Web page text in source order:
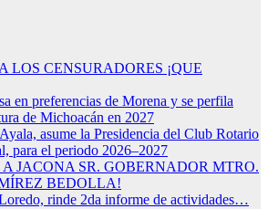
LOS CENSURADORES ¡QUE
en preferencias de Morena y se perfila
de Michoacán en 2027
asume la Presidencia del Club Rotario
para el periodo 2026–2027
JACONA SR. GOBERNADOR MTRO.
BEDOLLA!
rinde 2da informe de actividades…